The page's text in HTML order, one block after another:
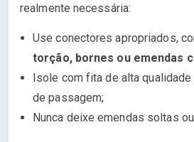
realmente necessária:
Use conectores apropriados,
torção, bornes ou emendas
Isole com fita de alta
de passagem;
Nunca deixe emendas soltas